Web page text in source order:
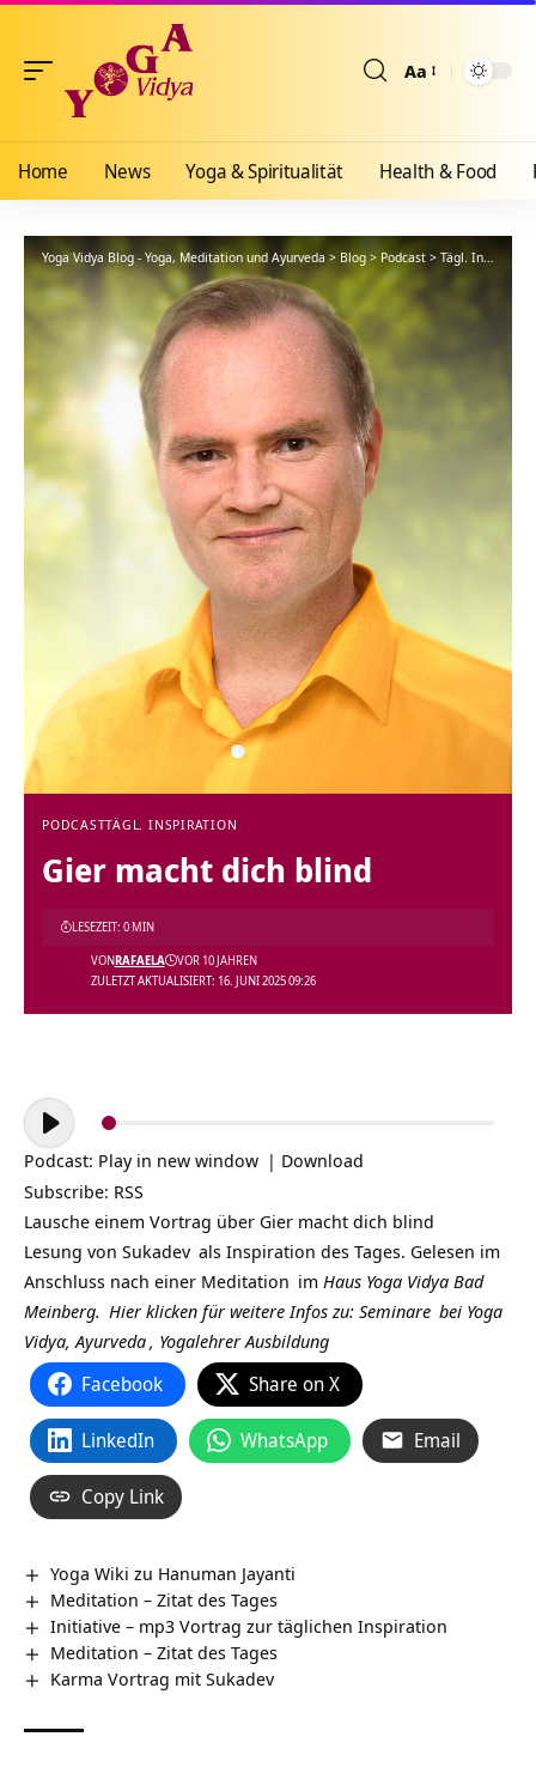
Aa
Home News Yoga & Spiritualität Health & Food
Yoga Vidya Blog - Yoga, Meditation und Ayurveda > Blog > Podcast > Tägl. Inspiration
PODCASTTÄGL. INSPIRATION
Gier macht dich blind
ZULETZT AKTUALISIERT: 16. JUNI 2025 09:26
VONRAFAELA VOR 10 JAHREN
LESEZEIT: 0 MIN
Audio-
Player
Podcast: Play in new window | Download
Subscribe: RSS
Lausche einem Vortrag über Gier macht dich blind
Lesung von Sukadev als Inspiration des Tages. Gelesen im
Anschluss nach einer Meditation im Haus Yoga Vidya Bad
Meinberg. Hier klicken für weitere Infos zu: Seminare bei Yoga
Vidya, Ayurveda, Yogalehrer Ausbildung
Facebook Share on X
LinkedIn WhatsApp Email
Copy Link
Yoga Wiki zu Hanuman Jayanti
Meditation – Zitat des Tages
Initiative – mp3 Vortrag zur täglichen Inspiration
Meditation – Zitat des Tages
Karma Vortrag mit Sukadev